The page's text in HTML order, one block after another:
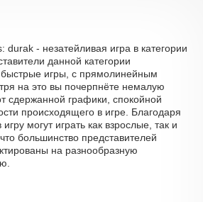
durak - незатейливая игра в категории
данной категории
быстрые игры, с прямолинейным
на это вы почерпнёте немалую
сдержанной графики, спокойной
происходящего в игре. Благодаря
могут играть как взрослые, так и
большинство представителей
на разнообразную